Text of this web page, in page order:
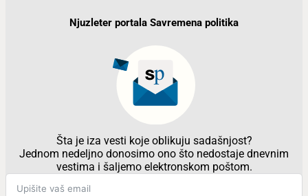
Njuzleter portala Savremena politika
Šta je iza vesti koje oblikuju sadašnjost?
Jednom nedeljno donosimo ono što nedostaje dnevnim
vestima i šaljemo elektronskom poštom.